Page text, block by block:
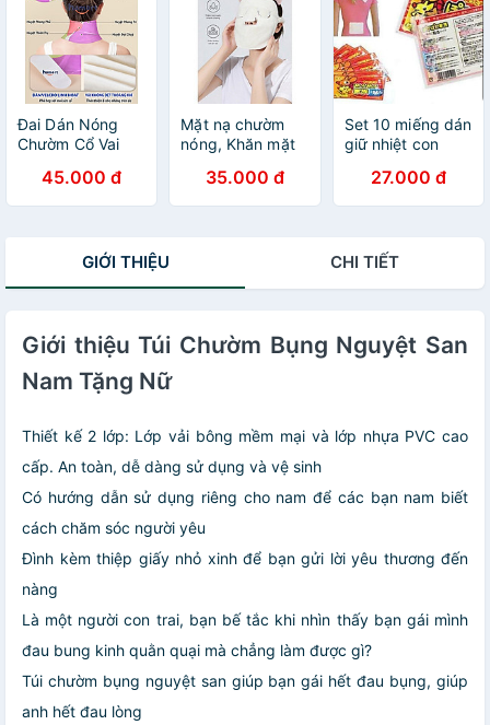
Đai Dán Nóng
Chườm Cổ Vai
Xông Hơi Nhiệt
Giảm Đau Thư
45.000 đ
Mặt nạ chườm
nóng, Khăn mặt
lỗ chân lông, thư
giãn, hấp thụ tốt
35.000 đ
Set 10 miếng dán
giữ nhiệt con
miếng)27.000 đ
GIỚI THIỆU CHI TIẾT
Giới thiệu Túi Chườm Bụng Nguyệt San
Nam Tặng Nữ
Thiết kế 2 lớp: Lớp vải bông mềm mại và lớp nhựa PVC cao
cấp. An toàn, dễ dàng sử dụng và vệ sinh
Có hướng dẫn sử dụng riêng cho nam để các bạn nam biết
cách chăm sóc người yêu
Đình kèm thiệp giấy nhỏ xinh để bạn gửi lời yêu thương đến
nàng
Là một người con trai, bạn bế tắc khi nhìn thấy bạn gái mình
đau bung kinh quằn quại mà chẳng làm được gì?
Túi chườm bụng nguyệt san giúp bạn gái hết đau bụng, giúp
anh hết đau lòng